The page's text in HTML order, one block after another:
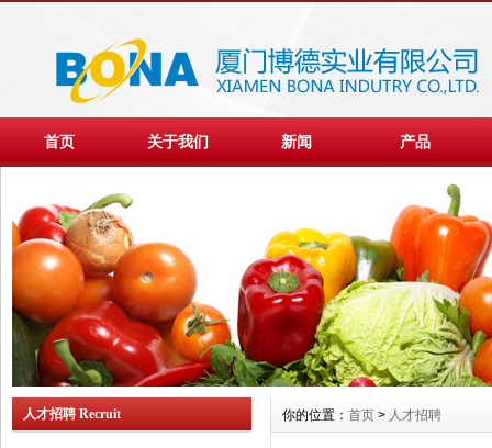
首页 关于我们 新闻 产品
人才招聘 Recruit 你的位置： 首页 > 人才招聘